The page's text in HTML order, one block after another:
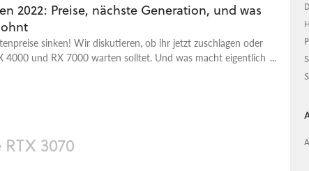
2022: Preise, nächste Generation, und was
sinken! Wir diskutieren, ob ihr jetzt zuschlagen oder
4000 und RX 7000 warten solltet. Und was macht eigentlich
3070